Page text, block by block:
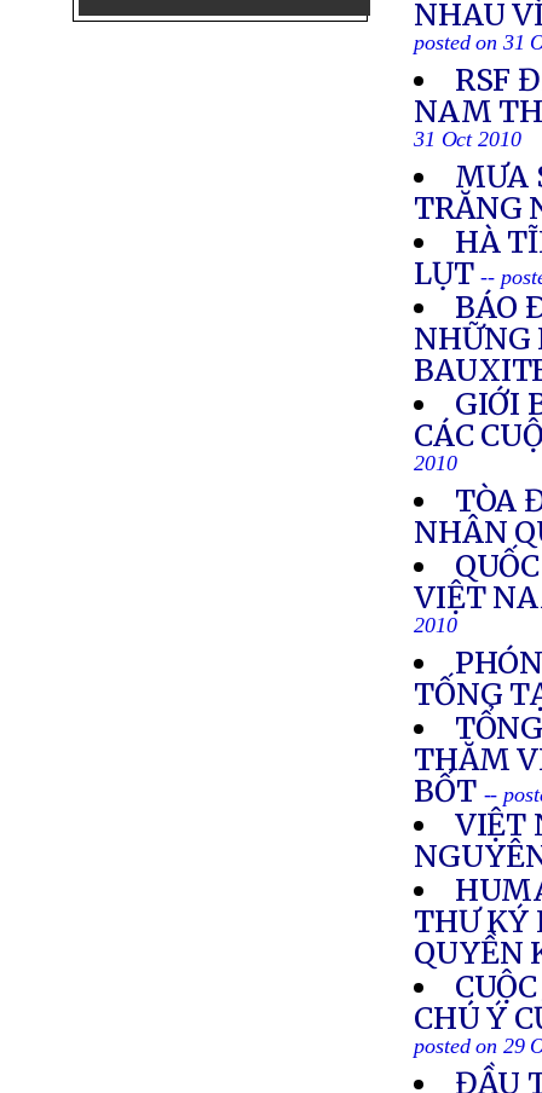
NHAU
posted on 31
RSF
NAM
31 Oct 2010
MƯA
TRĂNG
HÀ
LỤT--
BÁO
NHỮNG
GIỚI
CÁC
2010
TÒA
NHÂN
VIỆT
2010
TỐNG
THĂM
BỐT --
VIỆT
THƯ KÝ
QUYỀN
CHÚ Ý
posted on 29
ĐẦU